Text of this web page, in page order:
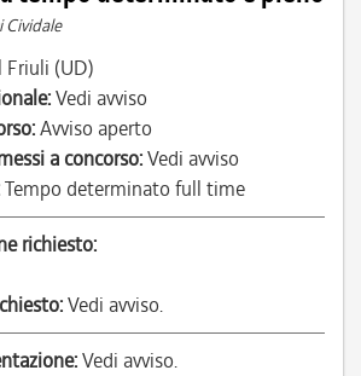
Cividale
Friuli (UD)
Vedi avviso
Avviso aperto
a concorso:Vedi avviso
Tempo determinato full time
richiesto:
Vedi avviso.
Vedi avviso.